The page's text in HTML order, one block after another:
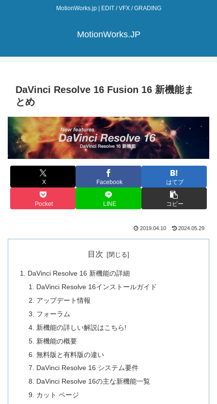
MotionWorks.jp | EDIT / VFX / GRADING
MotionWorks.JP
DaVinci Resolve 16 Fusion 16 新機能ま
とめ
X Facebook はてブ
Pocket LINE コピー
2019.04.10 2024.05.29
目次
DaVinci Resolve 16 新機能の詳細
DaVinci Resolve 16インストールガイド
アップデート情報
フォーラム
新機能の詳しい解説はこちら!
新機能の概要
無料版と有料版の違い
DaVinci Resolve 16 システム要件
DaVinci Resolve 16の主な新機能一覧
カット ページ